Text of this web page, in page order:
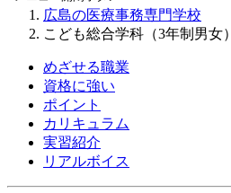
広島の医療事務専門学校
こども総合学科（3年制男女）
めざせる職業
資格に強い
ポイント
カリキュラム
実習紹介
リアルボイス